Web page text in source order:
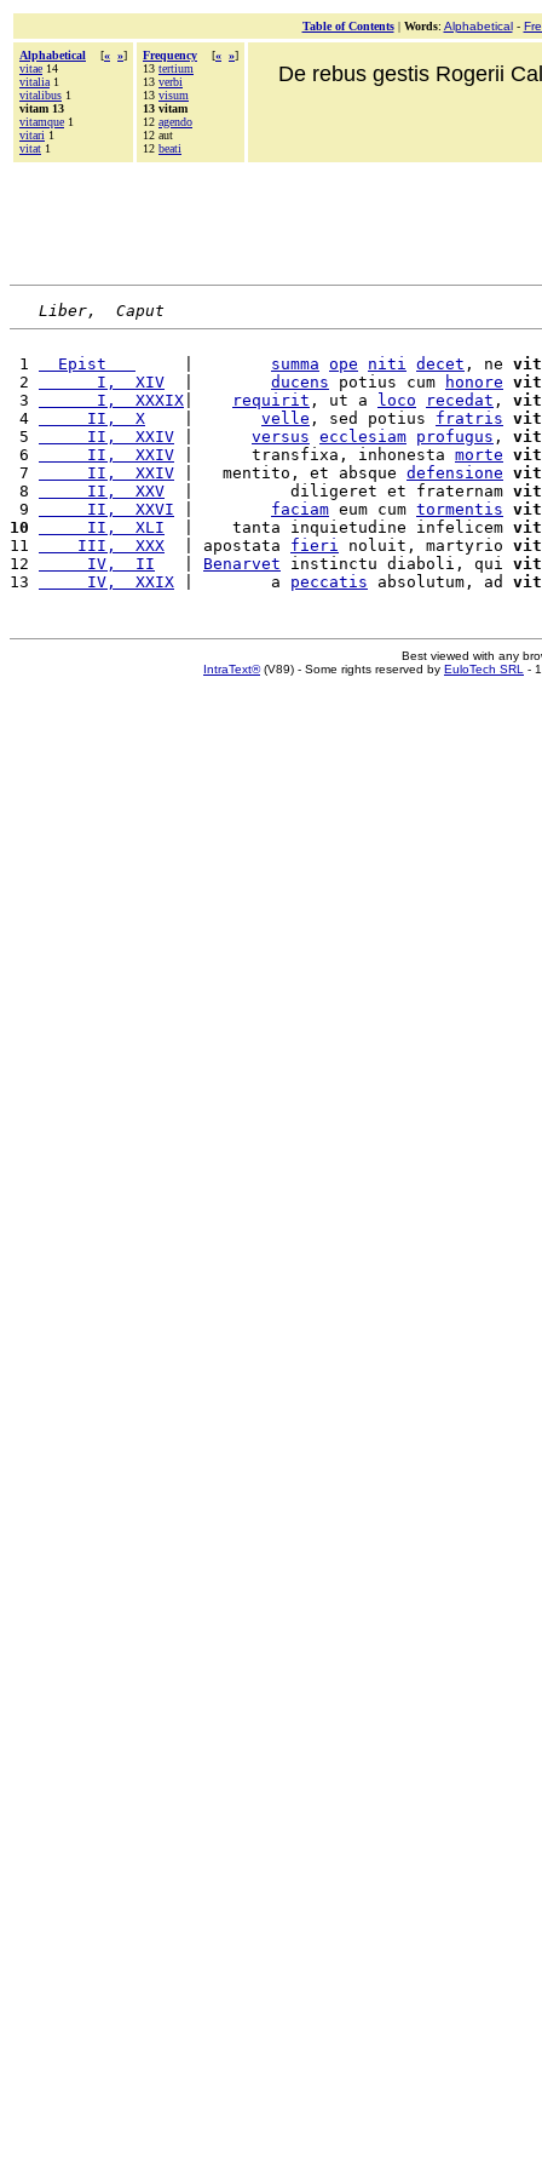
Table of Contents| Words: Alphabetical-
Alphabetical [« »]
vitae 14
vitalia 1
vitalibus 1
vitam 13
vitamque 1
vitari 1
vitat 1
Frequency [« »]
13 tertium
13 verbi
13 visum
13 vitam
12 agendo
12 aut
12 beati
De rebus gestis Rogerii
Liber,  Caput
1
  Epist
summa ope niti decet , ne
2
      I,  XIV
ducens potius cum honore
3
      I,  XXXIX
requirit , ut a loco recedat ,
4
     II,  X
velle , sed potius fratris
5
     II,  XXIV
versus ecclesiam profugus ,
6
     II,  XXIV
|      transfixa, inhonesta morte
7
     II,  XXIV
|   mentito, et absque defensione
8
     II,  XXV
  |          diligeret et fraternam
9
     II,  XXVI
faciam eum cum tormentis
10
     II,  XLI
  |    tanta inquietudine infelicem
11
    III,  XXX
  | apostata
fieri noluit, martyrio
12
     IV,  II
Benarvet instinctu diaboli, qui
13
     IV,  XXIX
|        a peccatis absolutum, ad
Best viewed with any
IntraText®(V89) - Some rights reserved by EuloTech SRL -